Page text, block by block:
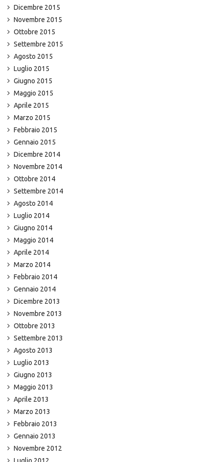
Dicembre 2015
Novembre 2015
Ottobre 2015
Settembre 2015
Agosto 2015
Luglio 2015
Giugno 2015
Maggio 2015
Aprile 2015
Marzo 2015
Febbraio 2015
Gennaio 2015
Dicembre 2014
Novembre 2014
Ottobre 2014
Settembre 2014
Agosto 2014
Luglio 2014
Giugno 2014
Maggio 2014
Aprile 2014
Marzo 2014
Febbraio 2014
Gennaio 2014
Dicembre 2013
Novembre 2013
Ottobre 2013
Settembre 2013
Agosto 2013
Luglio 2013
Giugno 2013
Maggio 2013
Aprile 2013
Marzo 2013
Febbraio 2013
Gennaio 2013
Novembre 2012